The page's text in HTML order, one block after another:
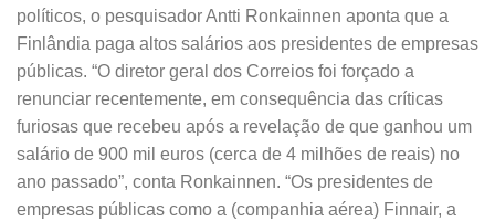
políticos, o pesquisador Antti Ronkainnen aponta que a
Finlândia paga altos salários aos presidentes de empresas
públicas. “O diretor geral dos Correios foi forçado a
renunciar recentemente, em consequência das críticas
furiosas que recebeu após a revelação de que ganhou um
salário de 900 mil euros (cerca de 4 milhões de reais) no
ano passado”, conta Ronkainnen. “Os presidentes de
empresas públicas como a (companhia aérea) Finnair, a